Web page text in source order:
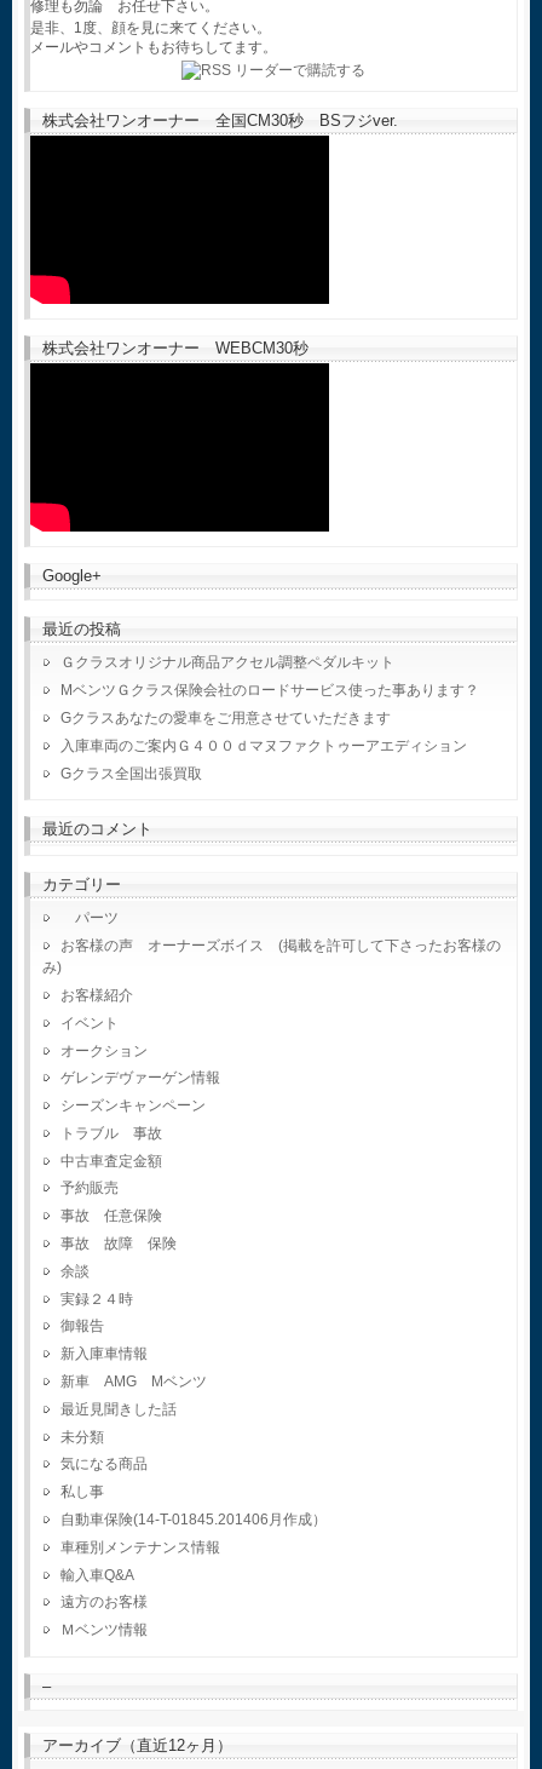
修理も勿論 お任せ下さい。
是非、1度、顔を見に来てください。
メールやコメントもお待ちしてます。
株式会社ワンオーナー 全国CM30秒 BSフジver.
株式会社ワンオーナー WEBCM30秒
Google+
最近の投稿
Ｇクラスオリジナル商品アクセル調整ペダルキット
MベンツＧクラス保険会社のロードサービス使った事あります？
Gクラスあなたの愛車をご用意させていただきます
入庫車両のご案内Ｇ４００ｄマヌファクトゥーアエディション
Gクラス全国出張買取
最近のコメント
カテゴリー
パーツ
お客様の声 オーナーズボイス (掲載を許可して下さったお客様の
み)
お客様紹介
イベント
オークション
ゲレンデヴァーゲン情報
シーズンキャンペーン
トラブル 事故
中古車査定金額
予約販売
事故 任意保険
事故 故障 保険
余談
実録２４時
御報告
新入庫車情報
新車 AMG Mベンツ
最近見聞きした話
未分類
気になる商品
私し事
自動車保険(14-T-01845.201406月作成）
車種別メンテナンス情報
輸入車Q&A
遠方のお客様
Ｍベンツ情報
–
アーカイブ（直近12ヶ月）